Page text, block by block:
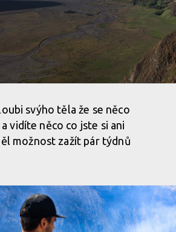
svýho těla že se něco
vidíte něco co jste si ani
možnost zažít pár týdnů